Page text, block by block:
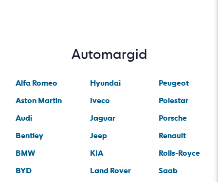
Automargid
Alfa Romeo
Aston Martin
Audi
Bentley
BMW
BYD
Hyundai
Iveco
Jaguar
Jeep
KIA
Land Rover
Peugeot
Polestar
Porsche
Renault
Rolls-Royce
Saab